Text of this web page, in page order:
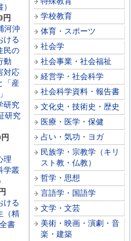
学校教育
体育・スポーツ
社会学
社会事業・社会福祉
経営学・社会科学
社会科学資料・報告書
文化史・技術史・歴史
医療・医学・保健
占い・気功・ヨガ
民族学・宗教学（キリ
スト教・仏教）
哲学・思想
言語学・国語学
文学・文芸
美術・映画・演劇・音
楽・建築
円
河沖
ける
民の
動
対応
「産
」
研究
研究
理
学叢
ける
（精
書